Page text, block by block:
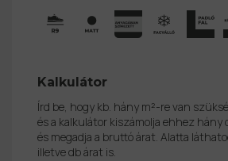
Kalkulátor
Írd be, hogy kb. hány m²-re van
és a kalkulátor kiszámolja ehhez hány
és megadja a bruttó árat. Alatta
illetve db árat is.